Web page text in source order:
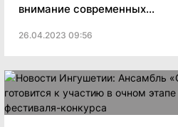
внимание современных...
26.04.2023 09:56